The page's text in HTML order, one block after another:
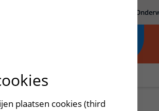
plaatsen cookies (third